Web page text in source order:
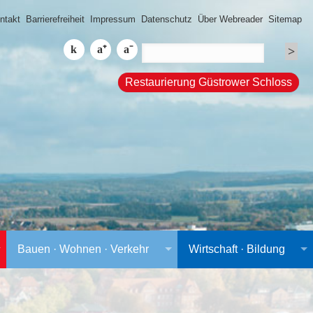
Barrierefreiheit Impressum Datenschutz Über Webreader Sitemap
Restaurierung Güstrower Schloss
Bauen · Wohnen · Verkehr Wirtschaft · Bildung